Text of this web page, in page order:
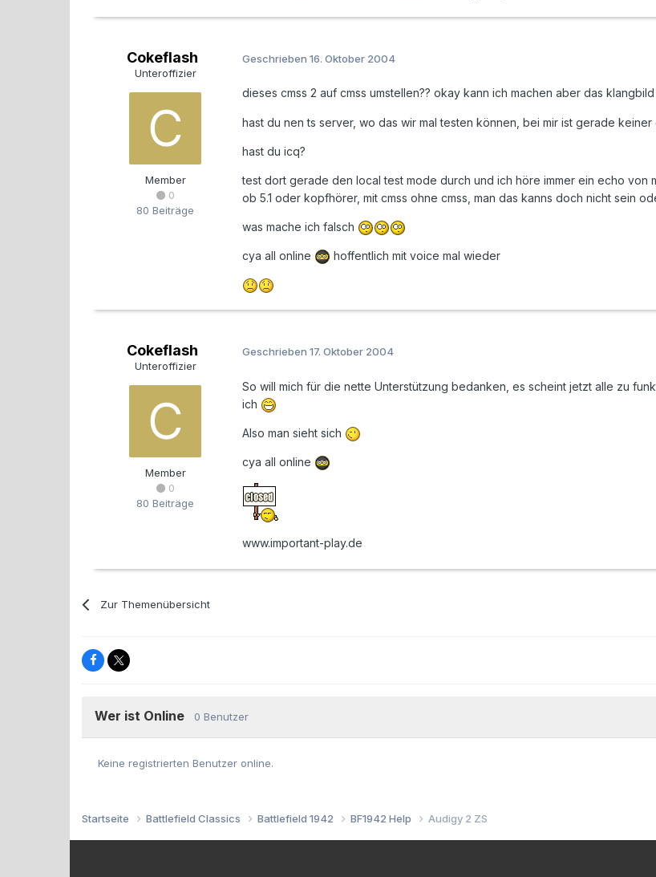
Cokeflash
Unteroffizier
Member
0
80 Beiträge
Geschrieben 16. Oktober 2004
dieses cmss 2 auf cmss umstellen?? okay kann ich machen aber das
hast du nen ts server, wo das wir mal testen können, bei mir ist gerade keiner
hast du icq?
test dort gerade den local test mode durch und ich höre immer ein echo von
ob 5.1 oder kopfhörer, mit cmss ohne cmss, man das kanns doch nicht sein
was mache ich falsch
cya all online hoffentlich mit voice mal wieder
Cokeflash
Unteroffizier
Member
0
80 Beiträge
Geschrieben 17. Oktober 2004
So will mich für die nette Unterstützung bedanken, es scheint jetzt alle zu
ich
Also man sieht sich
cya all online
www.important-play.de
Zur Themenübersicht
Wer ist Online 0 Benutzer
Keine registrierten Benutzer online.
Startseite Battlefield Classics Battlefield 1942 BF1942 Help Audigy 2 ZS